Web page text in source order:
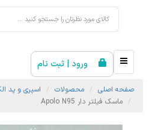
ورود | ثبت نام
صفحه اصلی محصولات
اسپری و پد
ماسک فیلتر دار Apolo N95